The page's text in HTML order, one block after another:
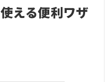
える便利ワザ